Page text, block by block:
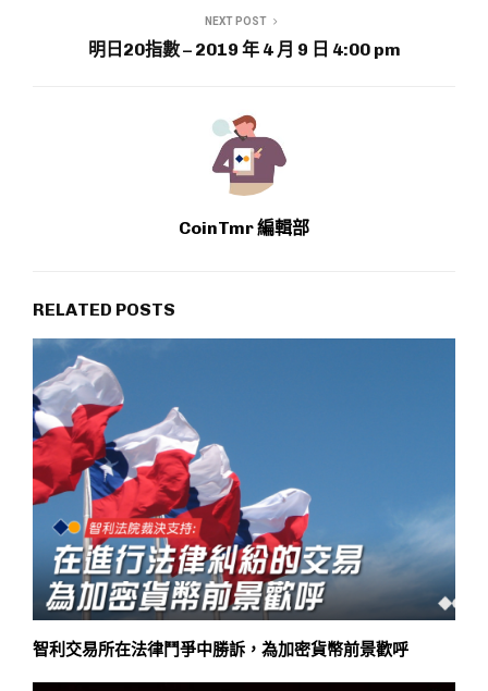
NEXT POST
明日20指數 – 2019 年 4 月 9 日 4:00 pm
CoinTmr 編輯部
RELATED POSTS
智利交易所在法律鬥爭中勝訴，為加密貨幣前景歡呼